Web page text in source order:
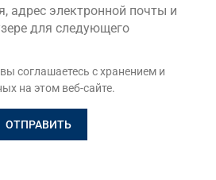
адрес электронной почты и
для следующего
соглашаетесь с хранением и
на этом веб-сайте.